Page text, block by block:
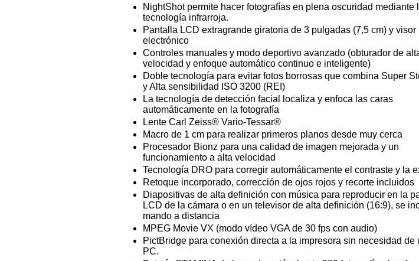
NightShot permite hacer fotografías en plena oscuridad mediante
tecnología infrarroja.
Pantalla LCD extragrande giratoria de 3 pulgadas (7,5 cm) y visor
electrónico
Controles manuales y modo deportivo avanzado (obturador de
velocidad y enfoque automático continuo e inteligente)
Doble tecnología para evitar fotos borrosas que combina Super
y Alta sensibilidad ISO 3200 (REI)
La tecnología de detección facial localiza y enfoca las caras
automáticamente en la fotografía
Lente Carl Zeiss® Vario-Tessar®
Macro de 1 cm para realizar primeros planos desde muy cerca
Procesador Bionz para una calidad de imagen mejorada y un
funcionamiento a alta velocidad
Tecnología DRO para corregir automáticamente el contraste y la
Retoque incorporado, corrección de ojos rojos y recorte incluidos
Diapositivas de alta definición con música para reproducir en la
LCD de la cámara o en un televisor de alta definición (16:9), se
mando a distancia
MPEG Movie VX (modo vídeo VGA de 30 fps con audio)
PictBridge para conexión directa a la impresora sin necesidad de
PC.